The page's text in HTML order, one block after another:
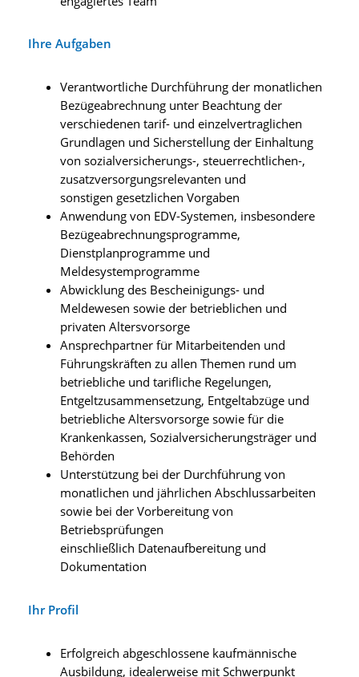
Ihre Aufgaben
Verantwortliche Durchführung der monatlichen
Bezügeabrechnung unter Beachtung der
verschiedenen tarif- und einzelvertraglichen
Grundlagen und Sicherstellung der Einhaltung
von sozialversicherungs-, steuerrechtlichen-,
zusatzversorgungsrelevanten und
sonstigen gesetzlichen Vorgaben
Anwendung von EDV-Systemen, insbesondere
Bezügeabrechnungsprogramme,
Dienstplanprogramme und
Meldesystemprogramme
Abwicklung des Bescheinigungs- und
Meldewesen sowie der betrieblichen und
privaten Altersvorsorge
Ansprechpartner für Mitarbeitenden und
Führungskräften zu allen Themen rund um
betriebliche und tarifliche Regelungen,
Entgeltzusammensetzung, Entgeltabzüge und
betriebliche Altersvorsorge sowie für die
Krankenkassen, Sozialversicherungsträger und
Behörden
Unterstützung bei der Durchführung von
monatlichen und jährlichen Abschlussarbeiten
sowie bei der Vorbereitung von
Betriebsprüfungen
einschließlich Datenaufbereitung und
Dokumentation
Ihr Profil
Erfolgreich abgeschlossene kaufmännische
Ausbildung, idealerweise mit Schwerpunkt